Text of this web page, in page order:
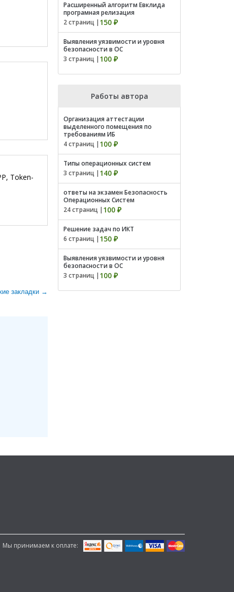
Token-
закладки →
Расширенный алгоритм Евклида
програмная релизация
2 страниц | 150 ₽
Выявления уязвимости и уровня
безопасности в ОС
3 страниц | 100 ₽
Работы автора
Организация аттестации
выделенного помещения по
требованиям ИБ
4 страниц | 100 ₽
Типы операционных систем
3 страниц | 140 ₽
ответы на экзамен Безопасность
Операционных Систем
24 страниц | 100 ₽
Решение задач по ИКТ
6 страниц | 150 ₽
Выявления уязвимости и уровня
безопасности в ОС
3 страниц | 100 ₽
Мы принимаем к оплате: